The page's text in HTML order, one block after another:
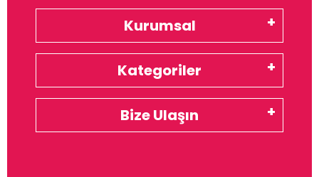
Kurumsal
Kategoriler
Bize Ulaşın